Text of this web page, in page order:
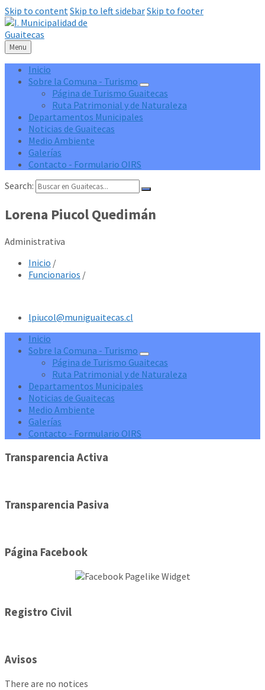
Skip to contentSkip to left sidebarSkip to footer
Menu
Inicio
Sobre la Comuna - Turismo
Página de Turismo Guaitecas
Ruta Patrimonial y de Naturaleza
Departamentos Municipales
Noticias de Guaitecas
Medio Ambiente
Galerías
Contacto - Formulario OIRS
Search:
Lorena Piucol Quedimán
Administrativa
Inicio /
Funcionarios /
lpiucol@muniguaitecas.cl
Inicio
Sobre la Comuna - Turismo
Página de Turismo Guaitecas
Ruta Patrimonial y de Naturaleza
Departamentos Municipales
Noticias de Guaitecas
Medio Ambiente
Galerías
Contacto - Formulario OIRS
Transparencia Activa
Transparencia Pasiva
Página Facebook
Registro Civil
Avisos
There are no notices